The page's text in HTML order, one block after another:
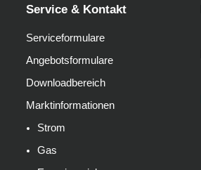
Service & Kontakt
Serviceformulare
Angebotsformulare
Downloadbereich
Marktinformationen
Strom
Gas